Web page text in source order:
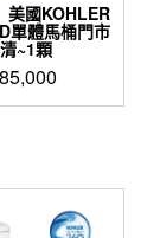
美國KOHLER
單體馬桶門市
~1顆
85,000